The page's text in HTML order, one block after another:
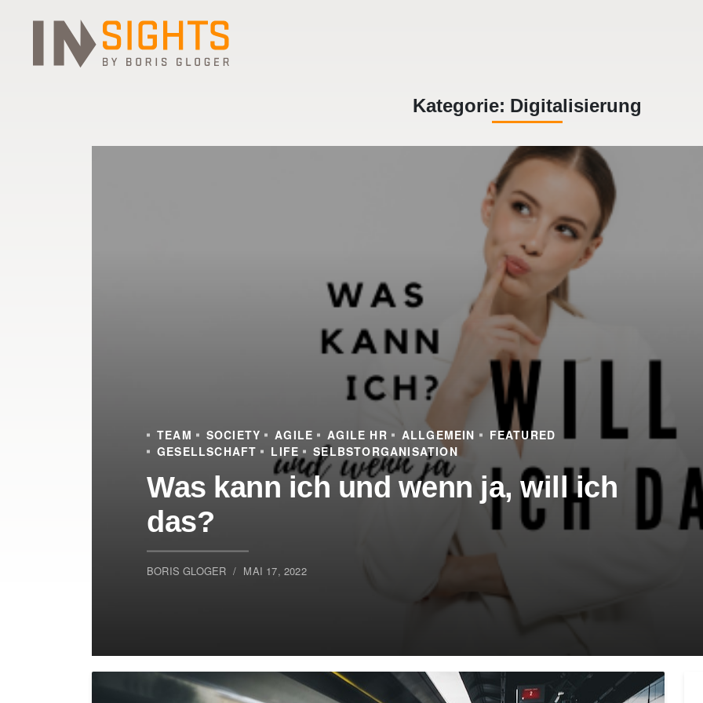
Kategorie: Digitalisierung
TEAM SOCIETY AGILE AGILE HR ALLGEMEIN
FEATURED
GESELLSCHAFT
LIFE SELBSTORGANISATION
Was kann ich und wenn ja, will ich
das?
BORIS GLOGER MAI 17, 2022